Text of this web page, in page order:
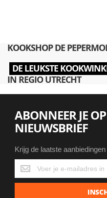
KOOKSHOP DE
DE LEUKSTE
IN REGIO UTRECHT
ABONNEER JE
NIEUWSBRIEF
Krijg de laatste
Krijg
de
laatste